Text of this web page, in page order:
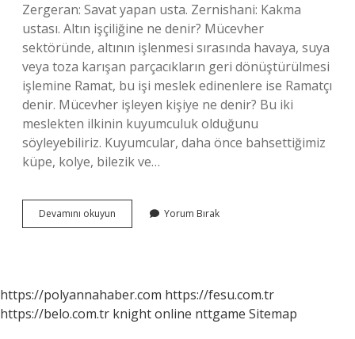
Zergeran: Savat yapan usta. Zernishani: Kakma
ustası. Altın işçiliğine ne denir? Mücevher
sektöründe, altının işlenmesi sırasında havaya, suya
veya toza karışan parçacıkların geri dönüştürülmesi
işlemine Ramat, bu işi meslek edinenlere ise Ramatçı
denir. Mücevher işleyen kişiye ne denir? Bu iki
meslekten ilkinin kuyumculuk olduğunu
söyleyebiliriz. Kuyumcular, daha önce bahsettiğimiz
küpe, kolye, bilezik ve…
Devamını okuyun
Işleyen
Yorum Bırak
https://polyannahaber.com https://fesu.com.tr
https://belo.com.tr knight online nttgame Sitemap